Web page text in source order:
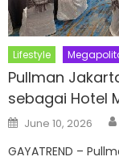
Lifestyle
Pullman
sebagai Hotel
Posted
on
June 10, 2026
GAYATREND –